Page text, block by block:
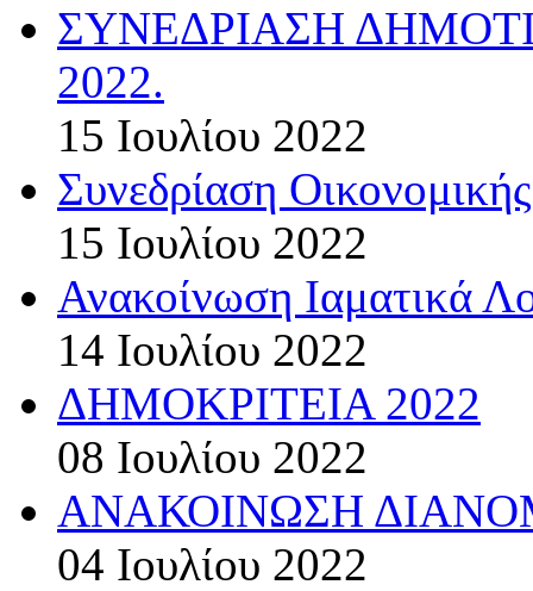
ΣΥΝΕΔΡΙΑΣΗ
2022.
15 Ιουλίου 2022
Συνεδρίαση
15 Ιουλίου 2022
Ανακοίνωση Ιαματικά
14 Ιουλίου 2022
ΔΗΜΟΚΡΙΤΕΙΑ 2022
08 Ιουλίου 2022
ΑΝΑΚΟΙΝΩΣΗ
04 Ιουλίου 2022